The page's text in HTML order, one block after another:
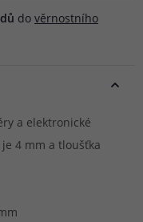
do věrnostního
a elektronické
4 mm a tloušťka